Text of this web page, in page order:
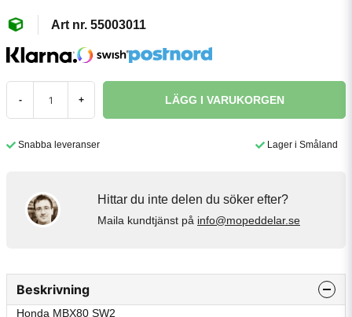
55003011
- + LÄGG I VARUKORGEN
Snabba leveranser Lager i Småland
Hittar du inte delen du söker efter?
Maila kundtjänst på info@mopeddelar.se
Beskrivning
Honda MBX80 SW2